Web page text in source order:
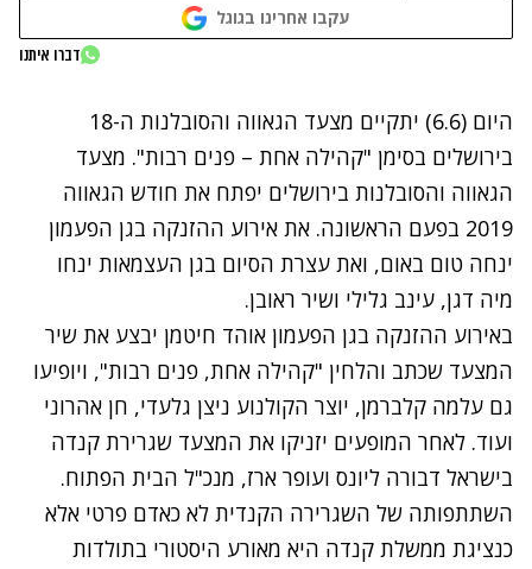
עקבו אחרינו בגוגל
נתקלנו בבעיה
דברו איתנו
היום (6.6) יתקיים מצעד הגאווה והסובלנות ה-18
בירושלים בסימן "קהילה אחת – פנים רבות". מצעד
הגאווה והסובלנות בירושלים יפתח את חודש הגאווה
2019 בפעם הראשונה. את אירוע ההזנקה בגן הפעמון
ינחה טום באום, ואת עצרת הסיום בגן העצמאות ינחו
מיה דגן, עינב גלילי ושיר ראובן.
באירוע ההזנקה בגן הפעמון אוהד חיטמן יבצע את שיר
המצעד שכתב והלחין "קהילה אחת, פנים רבות", ויופיעו
גם עלמה קלברמן, יוצר הקולנוע ניצן גלעדי, חן אהרוני
ועוד. לאחר המופעים יזניקו את המצעד שגרירת קנדה
בישראל דבורה ליונס ועופר ארז, מנכ"ל הבית הפתוח.
השתתפותה של השגרירה הקנדית לא כאדם פרטי אלא
כנציגת ממשלת קנדה היא מאורע היסטורי בתולדות